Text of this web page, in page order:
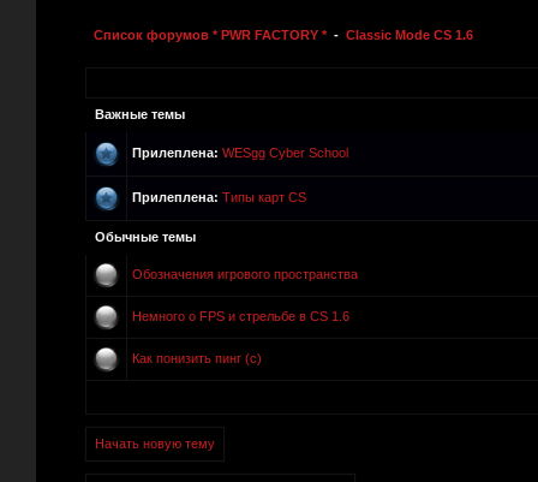
Список форумов * PWR FACTORY * - Classic Mode CS 1.6
Важные темы
Прилеплена: WESgg Cyber School
Прилеплена: Типы карт CS
Обычные темы
Обозначения игрового пространства
Немного о FPS и стрельбе в CS 1.6
Как понизить пинг (c)
Начать новую тему